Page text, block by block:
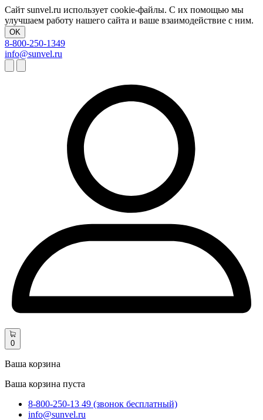
Сайт sunvel.ru использует cookie-файлы. С их помощью мы
улучшаем работу нашего сайта и ваше взаимодействие с ним.
OK
8-800-250-1349
info@sunvel.ru
0
Ваша корзина
Ваша корзина пуста
8-800-250-13 49 (звонок бесплатный)
info@sunvel.ru